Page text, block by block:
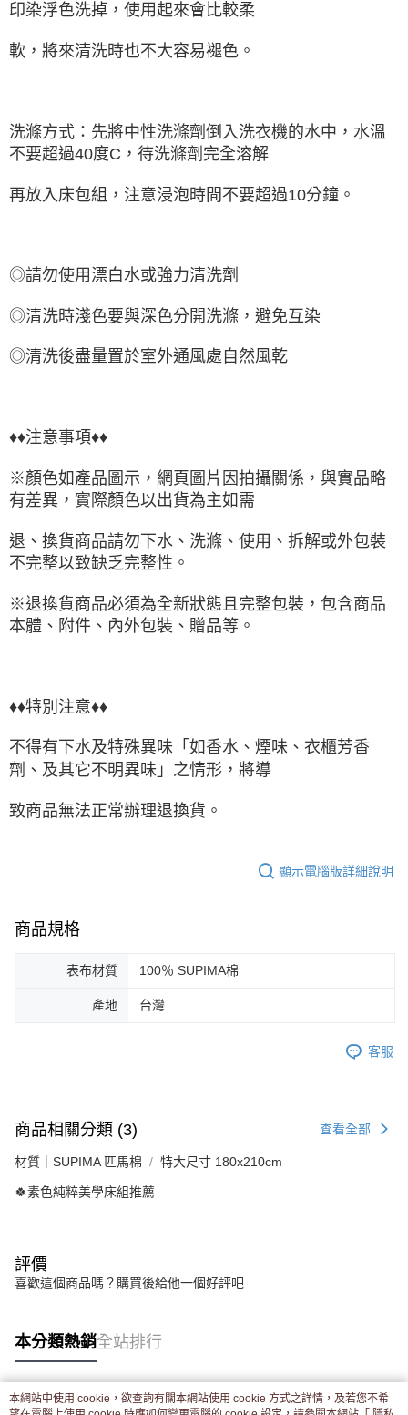
印染浮色洗掉，使用起來會比較柔
軟，將來清洗時也不大容易褪色。
洗滌方式：先將中性洗滌劑倒入洗衣機的水中，水溫
不要超過40度C，待洗滌劑完全溶解
再放入床包組，注意浸泡時間不要超過10分鐘。
◎請勿使用漂白水或強力清洗劑
◎清洗時淺色要與深色分開洗滌，避免互染
◎清洗後盡量置於室外通風處自然風乾
♦♦注意事項♦♦
※顏色如產品圖示，網頁圖片因拍攝關係，與實品略
有差異，實際顏色以出貨為主如需
退、換貨商品請勿下水、洗滌、使用、拆解或外包裝
不完整以致缺乏完整性。
※退換貨商品必須為全新狀態且完整包裝，包含商品
本體、附件、內外包裝、贈品等。
♦♦特別注意♦♦
不得有下水及特殊異味「如香水、煙味、衣櫃芳香
劑、及其它不明異味」之情形，將導
致商品無法正常辦理退換貨。
顯示電腦版詳細說明
商品規格
表布材質 100％ SUPIMA棉
產地 台灣
客服
商品相關分類 (3) 查看全部
材質｜SUPIMA 匹馬棉 特大尺寸 180x210cm
🍀素色純粹美學床組推薦
評價
喜歡這個商品嗎？購買後給他一個好評吧
本分類熱銷全站排行
本網站中使用 cookie，欲查詢有關本網站使用 cookie 方式之詳情，及若您不希